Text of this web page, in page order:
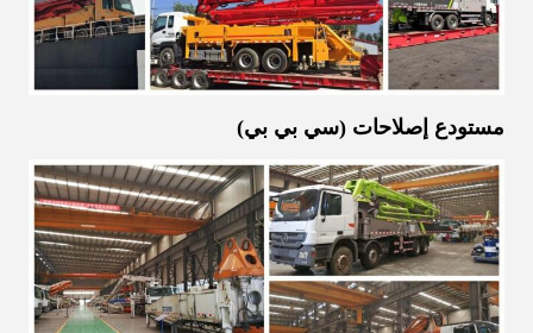
مستودع إصلاحات (سي بي بي)